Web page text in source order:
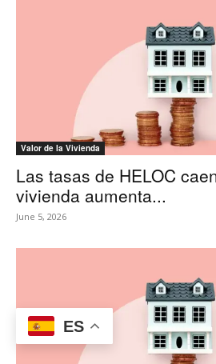
Valor de la Vivienda
Las tasas de HELOC
vivienda aumenta...
June 5, 2026
ES